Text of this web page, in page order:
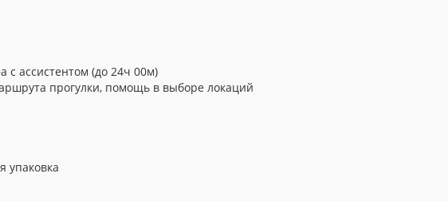
ассистентом (до 24ч 00м)
прогулки, помощь в выборе локаций
упаковка